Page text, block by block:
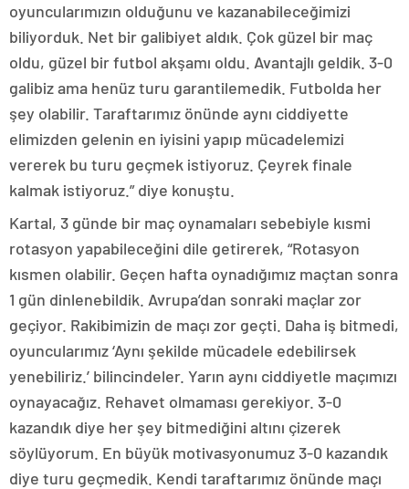
oyuncularımızın olduğunu ve kazanabileceğimizi
biliyorduk. Net bir galibiyet aldık. Çok güzel bir maç
oldu, güzel bir futbol akşamı oldu. Avantajlı geldik. 3-0
galibiz ama henüz turu garantilemedik. Futbolda her
şey olabilir. Taraftarımız önünde aynı ciddiyette
elimizden gelenin en iyisini yapıp mücadelemizi
vererek bu turu geçmek istiyoruz. Çeyrek finale
kalmak istiyoruz.” diye konuştu.
Kartal, 3 günde bir maç oynamaları sebebiyle kısmi
rotasyon yapabileceğini dile getirerek, “Rotasyon
kısmen olabilir. Geçen hafta oynadığımız maçtan sonra
1 gün dinlenebildik. Avrupa’dan sonraki maçlar zor
geçiyor. Rakibimizin de maçı zor geçti. Daha iş bitmedi,
oyuncularımız ‘Aynı şekilde mücadele edebilirsek
yenebiliriz.’ bilincindeler. Yarın aynı ciddiyetle maçımızı
oynayacağız. Rehavet olmaması gerekiyor. 3-0
kazandık diye her şey bitmediğini altını çizerek
söylüyorum. En büyük motivasyonumuz 3-0 kazandık
diye turu geçmedik. Kendi taraftarımız önünde maçı